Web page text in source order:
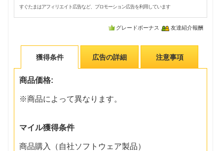
すぐたまはアフィリエイト広告など、プロモーション広告を利用しています
グレードボーナス 友達紹介報酬
獲得条件 広告の詳細 注意事項
商品価格:
※商品によって異なります。
マイル獲得条件
商品購入（自社ソフトウェア製品）